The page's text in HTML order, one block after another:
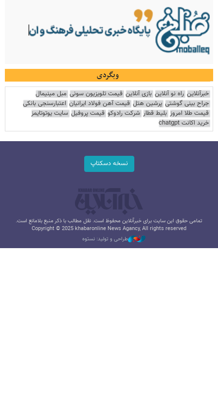
وبگردی
خبرآنلاین راه نو آنلاین بازی آنلاین قیمت تلویزیون سونی مبل مینیمال
جراح بینی گوشتی پرشین هتل قیمت آهن فولاد ایرانیان اعتبارسنجی بانکی
قیمت طلا امروز بلیط قطار شرکت رادوکو قیمت پروفیل سایت یوتوتایمز
خرید اکانت chatgpt
نسخه دسکتاپ
تمامی حقوق این سایت برای خبرآنلاین محفوظ است. نقل مطالب با ذکر منبع بلامانع است.
Copyright © 2025 khabaronline News Agancy, All rights reserved
طراحی و تولید: نستوه